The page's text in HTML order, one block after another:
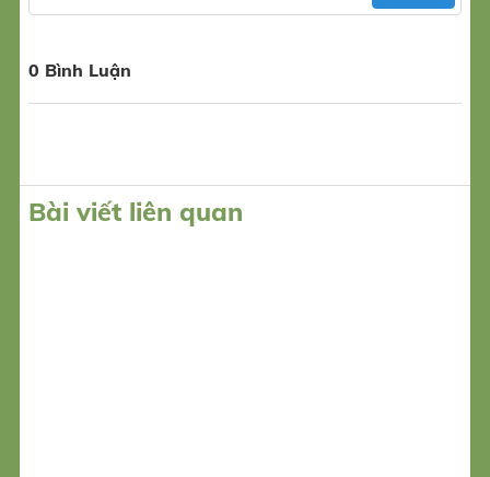
0 Bình Luận
Bài viết liên quan